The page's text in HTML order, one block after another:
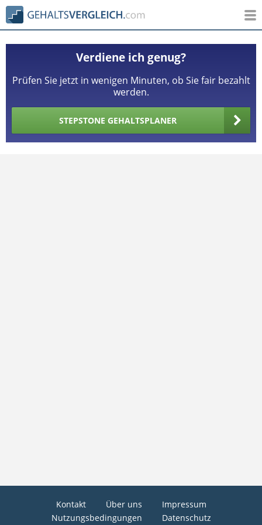
Verdiene ich genug?
Prüfen Sie jetzt in wenigen Minuten, ob Sie fair bezahlt
werden.
STEPSTONE GEHALTSPLANER
Kontakt Über uns
Impressum
Nutzungsbedingungen
Datenschutz